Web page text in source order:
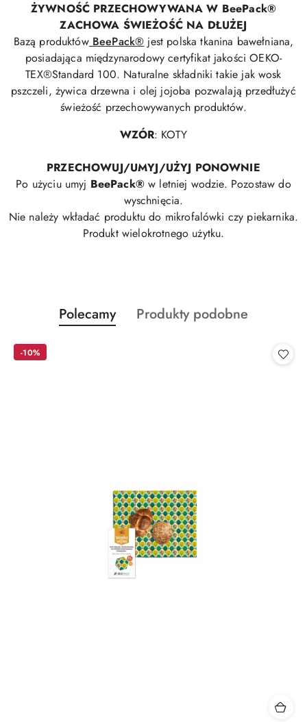
ŻYWNOŚĆ PRZECHOWYWANA W BeePack®
ZACHOWA ŚWIEŻOŚĆ NA DŁUŻEJ
Bazą produktów BeePack® jest polska tkanina bawełniana,
posiadająca międzynarodowy certyfikat jakości OEKO-
TEX®Standard 100. Naturalne składniki takie jak wosk
pszczeli, żywica drzewna i olej jojoba pozwalają przedłużyć
świeżość przechowywanych produktów.
WZÓR: KOTY
PRZECHOWUJ/UMYJ/UŻYJ PONOWNIE
Po użyciu umyj BeePack®w letniej wodzie. Pozostaw do
wyschnięcia.
Nie należy wkładać produktu do mikrofalówki czy piekarnika.
Produkt wielokrotnego użytku.
Pomiń karuzelę produktów
Produkty
o
Polecamy
Produkty
Produkty podobne
-10%